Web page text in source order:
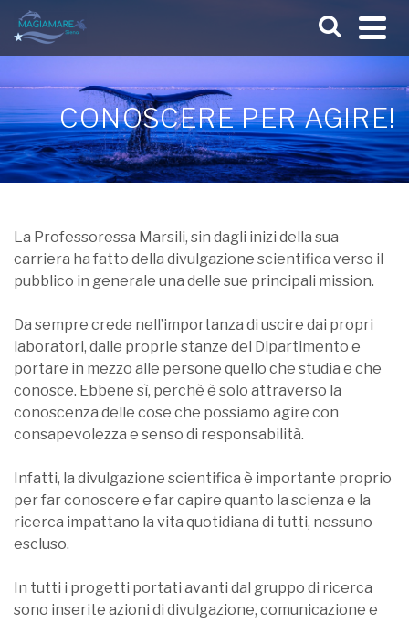
CONOSCERE PER AGIRE!
La Professoressa Marsili, sin dagli inizi della sua
carriera ha fatto della divulgazione scientifica verso il
pubblico in generale una delle sue principali mission.
Da sempre crede nell’importanza di uscire dai propri
laboratori, dalle proprie stanze del Dipartimento e
portare in mezzo alle persone quello che studia e che
conosce. Ebbene sì, perchè è solo attraverso la
conoscenza delle cose che possiamo agire con
consapevolezza e senso di responsabilità.
Infatti, la divulgazione scientifica è importante proprio
per far conoscere e far capire quanto la scienza e la
ricerca impattano la vita quotidiana di tutti, nessuno
escluso.
In tutti i progetti portati avanti dal gruppo di ricerca
sono inserite azioni di divulgazione, comunicazione e